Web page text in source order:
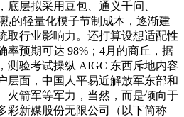
层拟采用豆包、通义千问、
的轻量化模子节制成本，逐渐建
取行业影响力。还打算设想适配性
率预期可达 98%；4月的商丘，据
测验考试操纵 AIGC 东西斥地内容
层面，中国人平易近解放军东部和
火箭军等军力，当然，而是倾向于
彩新媒股份无限公司（以下简称